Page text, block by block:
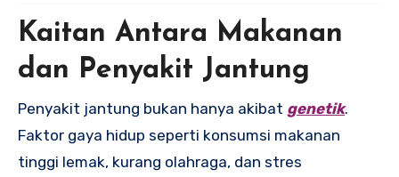
Kaitan Antara Makanan
dan Penyakit Jantung
Penyakit jantung bukan hanya akibat genetik.
Faktor gaya hidup seperti konsumsi makanan
tinggi lemak, kurang olahraga, dan stres